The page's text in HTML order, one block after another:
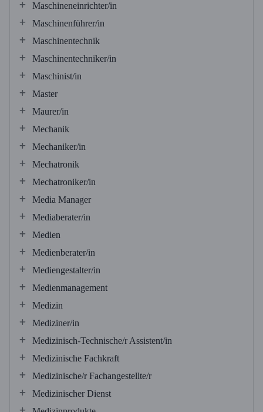
Maschineneinrichter/in
Maschinenführer/in
Maschinentechnik
Maschinentechniker/in
Maschinist/in
Master
Maurer/in
Mechanik
Mechaniker/in
Mechatronik
Mechatroniker/in
Media Manager
Mediaberater/in
Medien
Medienberater/in
Mediengestalter/in
Medienmanagement
Medizin
Mediziner/in
Medizinisch-Technische/r Assistent/in
Medizinische Fachkraft
Medizinische/r Fachangestellte/r
Medizinischer Dienst